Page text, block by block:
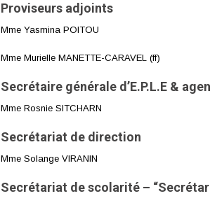
Proviseurs adjoints
Mme Yasmina POITOU
Mme Murielle MANETTE-CARAVEL (ff)
Secrétaire générale d’E.P.L.E &
Mme Rosnie SITCHARN
Secrétariat de direction
Mme Solange VIRANIN
Secrétariat de scolarité –